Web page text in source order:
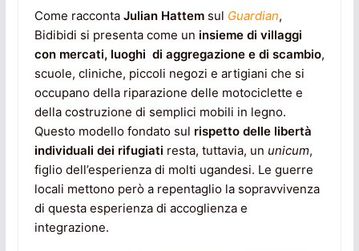
Come racconta Julian Hattemsul Guardian,
Bidibidi si presenta come un insieme di villaggi
con mercati, luoghi di aggregazione e di scambio,
scuole, cliniche, piccoli negozi e artigiani che si
occupano della riparazione delle motociclette e
della costruzione di semplici mobili in legno.
Questo modello fondato sul rispetto delle libertà
individuali dei rifugiati resta, tuttavia, un unicum,
figlio dell’esperienza di molti ugandesi. Le guerre
locali mettono però a repentaglio la sopravvivenza
di questa esperienza di accoglienza e
integrazione.